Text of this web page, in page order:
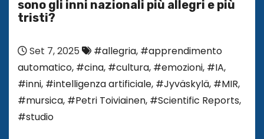
sono gli inni nazionali più allegri e più
tristi?
Set 7, 2025 #allegria, #apprendimento
automatico, #cina, #cultura, #emozioni, #IA,
#inni, #intelligenza artificiale, #Jyväskylä, #MIR,
#mursica, #Petri Toiviainen, #Scientific Reports,
#studio